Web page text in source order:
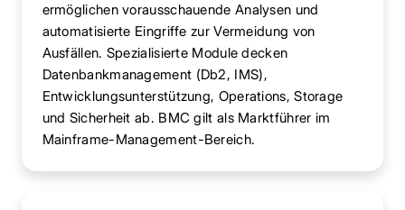
ermöglichen vorausschauende Analysen und
automatisierte Eingriffe zur Vermeidung von
Ausfällen. Spezialisierte Module decken
Datenbankmanagement (Db2, IMS),
Entwicklungsunterstützung, Operations, Storage
und Sicherheit ab. BMC gilt als Marktführer im
Mainframe-Management-Bereich.